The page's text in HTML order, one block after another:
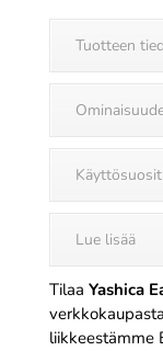
Tuotteen
Lue lisää
Tilaa Yashica
liikkeestämme